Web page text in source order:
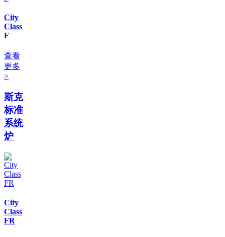
City
Class
F
查看
更多
>
斯克
标准
系统
炉
City
Class
FR